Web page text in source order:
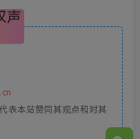
声
表本站赞同其观点和对其